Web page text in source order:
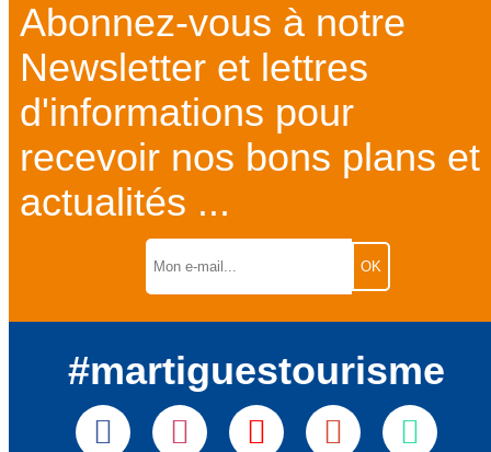
Abonnez-vous à notre
Newsletter et lettres
d'informations pour
recevoir nos bons plans et
actualités ...
#martiguestourisme